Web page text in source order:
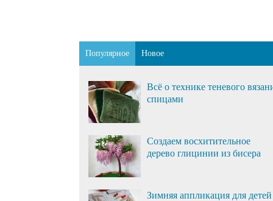
Популярное Новое
Всё о технике теневого
спицами
Создаем восхитительное
дерево глицинии из бисера
Зимняя аппликация для детей